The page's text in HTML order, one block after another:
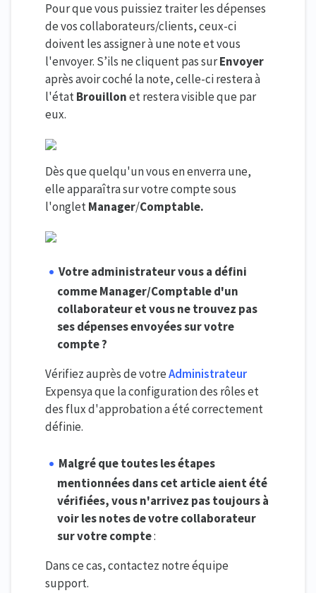
Pour que vous puissiez traiter les dépenses
de vos collaborateurs/clients, ceux-ci
doivent les assigner à une note et vous
l'envoyer. S’ils ne cliquent pas surEnvoyer
après avoir coché la note, celle-ci restera à
l'étatBrouillonet restera visible que par
eux.
Dès que quelqu'un vous en enverra une,
elle apparaîtra sur votre compte sous
l'ongletManager/Comptable.
Votre administrateurvous a défini
comme Manager/Comptable d'un
collaborateur et vous ne trouvez pas
ses dépenses envoyées sur votre
compte ?
Vérifiez auprès de votreAdministrateur
Expensya que la configuration des rôles et
des flux d'approbation a été correctement
définie.
Malgré que toutes les étapes
mentionnées dans cet article aient été
vérifiées, vous n'arrivez pas toujours à
voir les notes de votre collaborateur
sur votre compte:
Dans ce cas, contactez notre équipe
support.